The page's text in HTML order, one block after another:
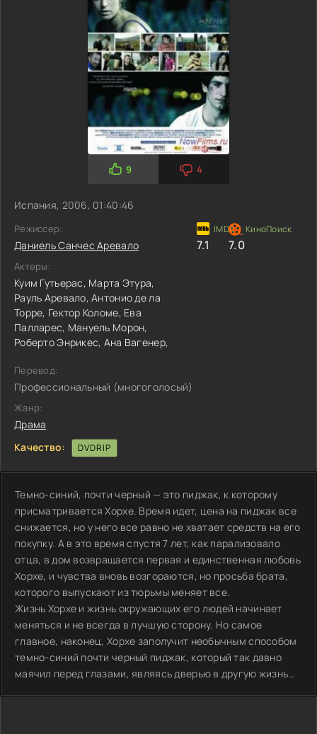
9 4
Испания, 2006, 01:40:46
Режиссер:
Даниель Санчес Аревало
Актеры:
Куим Гутьерас, Марта Этура,
Рауль Аревало,Антонио де ла
Торре, Гектор Коломе, Ева
Палларес, Мануель Морон,
Роберто Энрикес, Ана Вагенер,
7.1 7.0
Перевод:
Профессиональный (многоголосый)
Жанр:
Драма
Качество:
DVDRIP
Темно-синий, почти черный — это пиджак, к которому
присматривается Хорхе. Время идет, цена на пиджак все
снижается, но у него все равно не хватает средств на его
покупку. А в это время спустя 7 лет, как парализовало
отца, в дом возвращается первая и единственная любовь
Хорхе, и чувства вновь возгораются, но просьба брата,
которого выпускают из тюрьмы меняет все.
Жизнь Хорхе и жизнь окружающих его людей начинает
меняться и не всегда в лучшую сторону. Но самое
главное, наконец, Хорхе заполучит необычным способом
темно-синий почти черный пиджак, который так давно
маячил перед глазами, являясь дверью в другую жизнь…